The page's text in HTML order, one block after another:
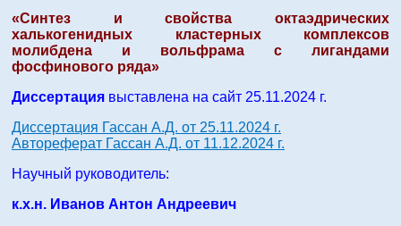
«Синтез и свойства октаэдрических
халькогенидных кластерных комплексов
молибдена и вольфрама с лигандами
фосфинового ряда»
Диссертация выставлена на сайт 25.11.2024 г.
Диссертация Гассан А.Д. от 25.11.2024 г.
Автореферат Гассан А.Д. от 11.12.2024 г.
Научный руководитель:
к.х.н. Иванов Антон Андреевич